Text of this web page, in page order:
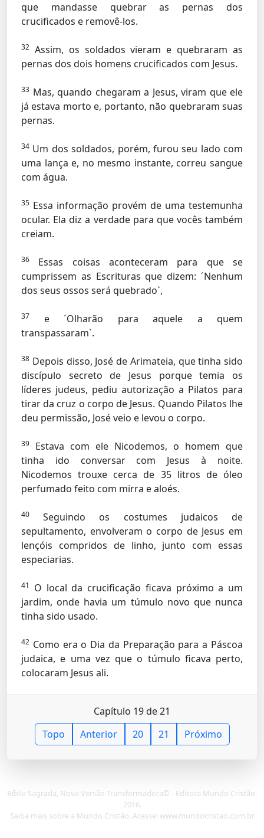
que mandasse quebrar as pernas dos
crucificados e removê-los.
32 Assim, os soldados vieram e quebraram as
pernas dos dois homens crucificados com Jesus.
33 Mas, quando chegaram a Jesus, viram que ele
já estava morto e, portanto, não quebraram suas
pernas.
34 Um dos soldados, porém, furou seu lado com
uma lança e, no mesmo instante, correu sangue
com água.
35 Essa informação provém de uma testemunha
ocular. Ela diz a verdade para que vocês também
creiam.
36
Essas coisas aconteceram para que se
cumprissem as Escrituras que dizem: ´Nenhum
dos seus ossos será quebrado`,
37
e ´Olharão para aquele a quem
transpassaram`.
38 Depois disso, José de Arimateia, que tinha sido
discípulo secreto de Jesus porque temia os
líderes judeus, pediu autorização a Pilatos para
tirar da cruz o corpo de Jesus. Quando Pilatos lhe
deu permissão, José veio e levou o corpo.
39
Estava com ele Nicodemos, o homem que
tinha ido conversar com Jesus à noite.
Nicodemos trouxe cerca de 35 litros de óleo
perfumado feito com mirra e aloés.
40
Seguindo os costumes judaicos de
sepultamento, envolveram o corpo de Jesus em
lençóis compridos de linho, junto com essas
especiarias.
41
O local da crucificação ficava próximo a um
jardim, onde havia um túmulo novo que nunca
tinha sido usado.
42 Como era o Dia da Preparação para a Páscoa
judaica, e uma vez que o túmulo ficava perto,
colocaram Jesus ali.
Capítulo 19 de 21
Topo
Anterior 20 21 Próximo
Bíblia Sagrada, Nova Versão Transformadora© - Editora Mundo Cristão,
2016.
Saiba mais sobre a Mundo Cristão. Acesse: www.mundocristao.com.br